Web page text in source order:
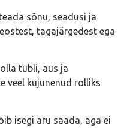
sõnu, seadusi ja
tagajärgedest ega
tubli, aus ja
veel kujunenud rolliks
isegi aru saada, aga ei